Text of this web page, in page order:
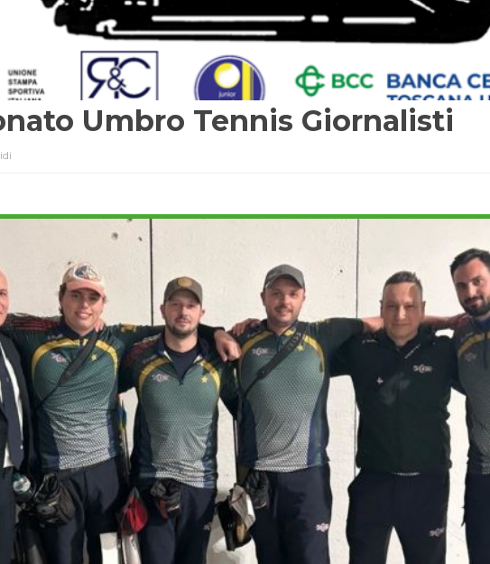
Umbro Tennis Giornalisti